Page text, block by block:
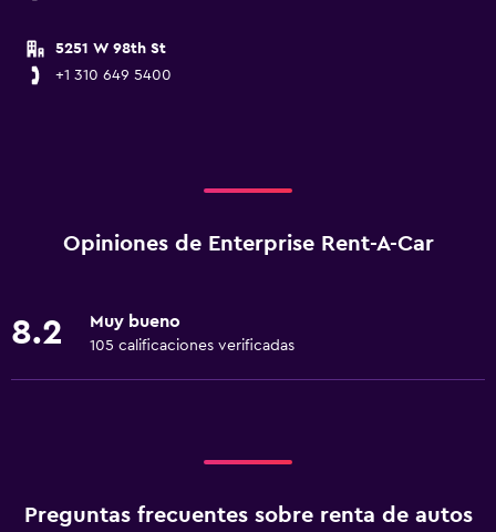
5251 W 98th St
+1 310 649 5400
Opiniones de Enterprise Rent-A-Car
8.2 Muy bueno
105 calificaciones verificadas
Preguntas frecuentes sobre renta de autos